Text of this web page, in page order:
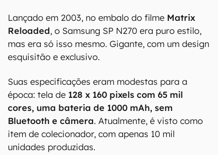
Lançado em 2003, no embalo do filme Matrix
Reloaded, o Samsung SP N270 era puro estilo,
mas era só isso mesmo. Gigante, com um design
esquisitão e exclusivo.
Suas especificações eram modestas para a
época: tela de 128 x 160 pixels com 65 mil
cores, uma bateria de 1000 mAh, sem
Bluetooth e câmera. Atualmente, é visto como
item de colecionador, com apenas 10 mil
unidades produzidas.